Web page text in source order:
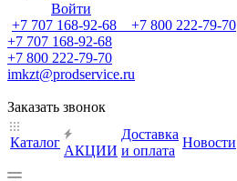
Войти
+7 707 168-92-68 +7 800 222-79-70
+7 707 168-92-68
+7 800 222-79-70
imkzt@prodservice.ru
Заказать звонок
Каталог
АКЦИИ
Доставка
и оплата
Новости